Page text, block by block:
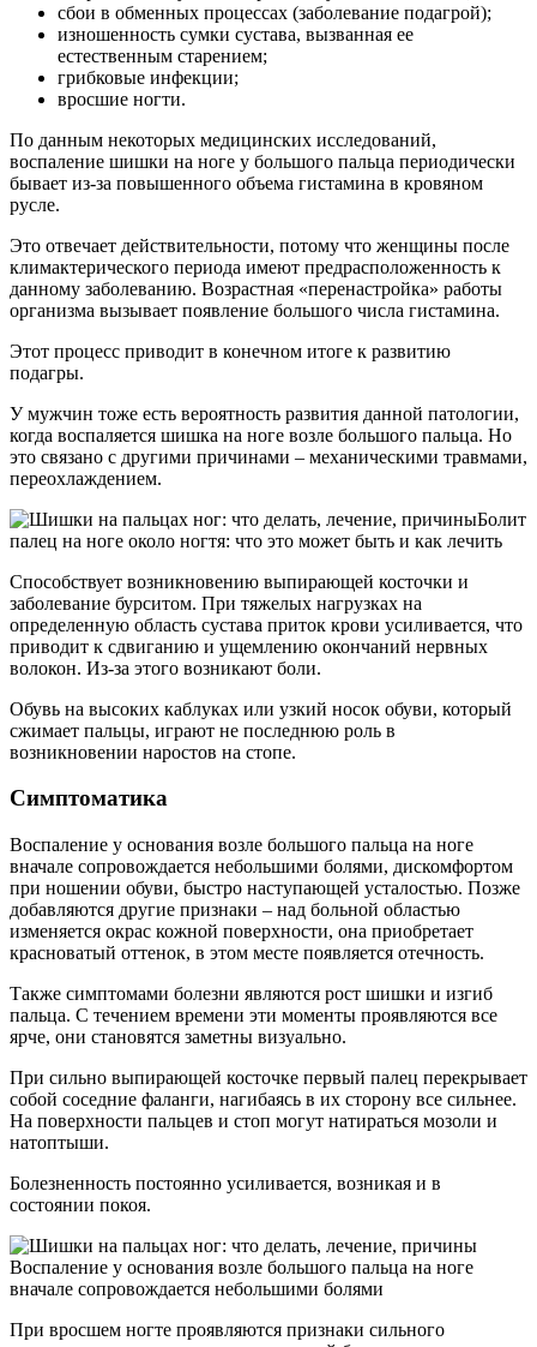
сбои в обменных процессах (заболевание подагрой);
изношенность сумки сустава, вызванная ее
естественным старением;
грибковые инфекции;
вросшие ногти.
По данным некоторых медицинских исследований,
воспаление шишки на ноге у большого пальца периодически
бывает из-за повышенного объема гистамина в кровяном
русле.
Это отвечает действительности, потому что женщины после
климактерического периода имеют предрасположенность к
данному заболеванию. Возрастная «перенастройка» работы
организма вызывает появление большого числа гистамина.
Этот процесс приводит в конечном итоге к развитию
подагры.
У мужчин тоже есть вероятность развития данной патологии,
когда воспаляется шишка на ноге возле большого пальца. Но
это связано с другими причинами – механическими травмами,
переохлаждением.
Болит
палец на ноге около ногтя: что это может быть и как лечить
Способствует возникновению выпирающей косточки и
заболевание бурситом. При тяжелых нагрузках на
определенную область сустава приток крови усиливается, что
приводит к сдвиганию и ущемлению окончаний нервных
волокон. Из-за этого возникают боли.
Обувь на высоких каблуках или узкий носок обуви, который
сжимает пальцы, играют не последнюю роль в
возникновении наростов на стопе.
Симптоматика
Воспаление у основания возле большого пальца на ноге
вначале сопровождается небольшими болями, дискомфортом
при ношении обуви, быстро наступающей усталостью. Позже
добавляются другие признаки – над больной областью
изменяется окрас кожной поверхности, она приобретает
красноватый оттенок, в этом месте появляется отечность.
Также симптомами болезни являются рост шишки и изгиб
пальца. С течением времени эти моменты проявляются все
ярче, они становятся заметны визуально.
При сильно выпирающей косточке первый палец перекрывает
собой соседние фаланги, нагибаясь в их сторону все сильнее.
На поверхности пальцев и стоп могут натираться мозоли и
натоптыши.
Болезненность постоянно усиливается, возникая и в
состоянии покоя.
Воспаление у основания возле большого пальца на ноге
вначале сопровождается небольшими болями
При вросшем ногте проявляются признаки сильного